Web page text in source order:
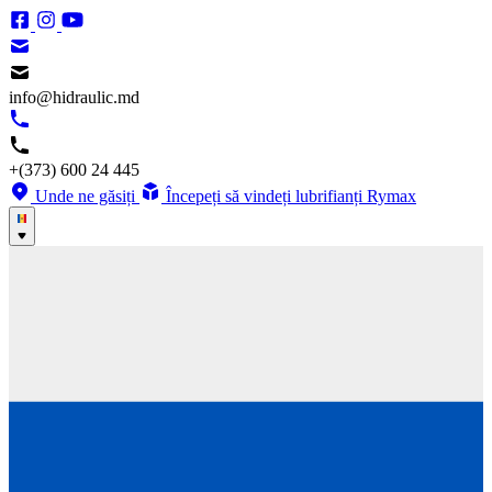
info@hidraulic.md
+(373) 600 24 445
Unde ne găsiți
Începeți să vindeți lubrifianți Rymax